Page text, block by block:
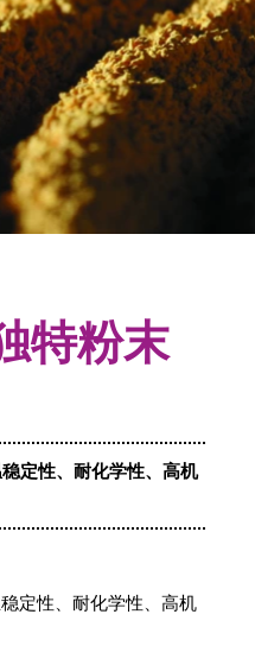
特粉末
定性、耐化学性、高机
定性、耐化学性、高机